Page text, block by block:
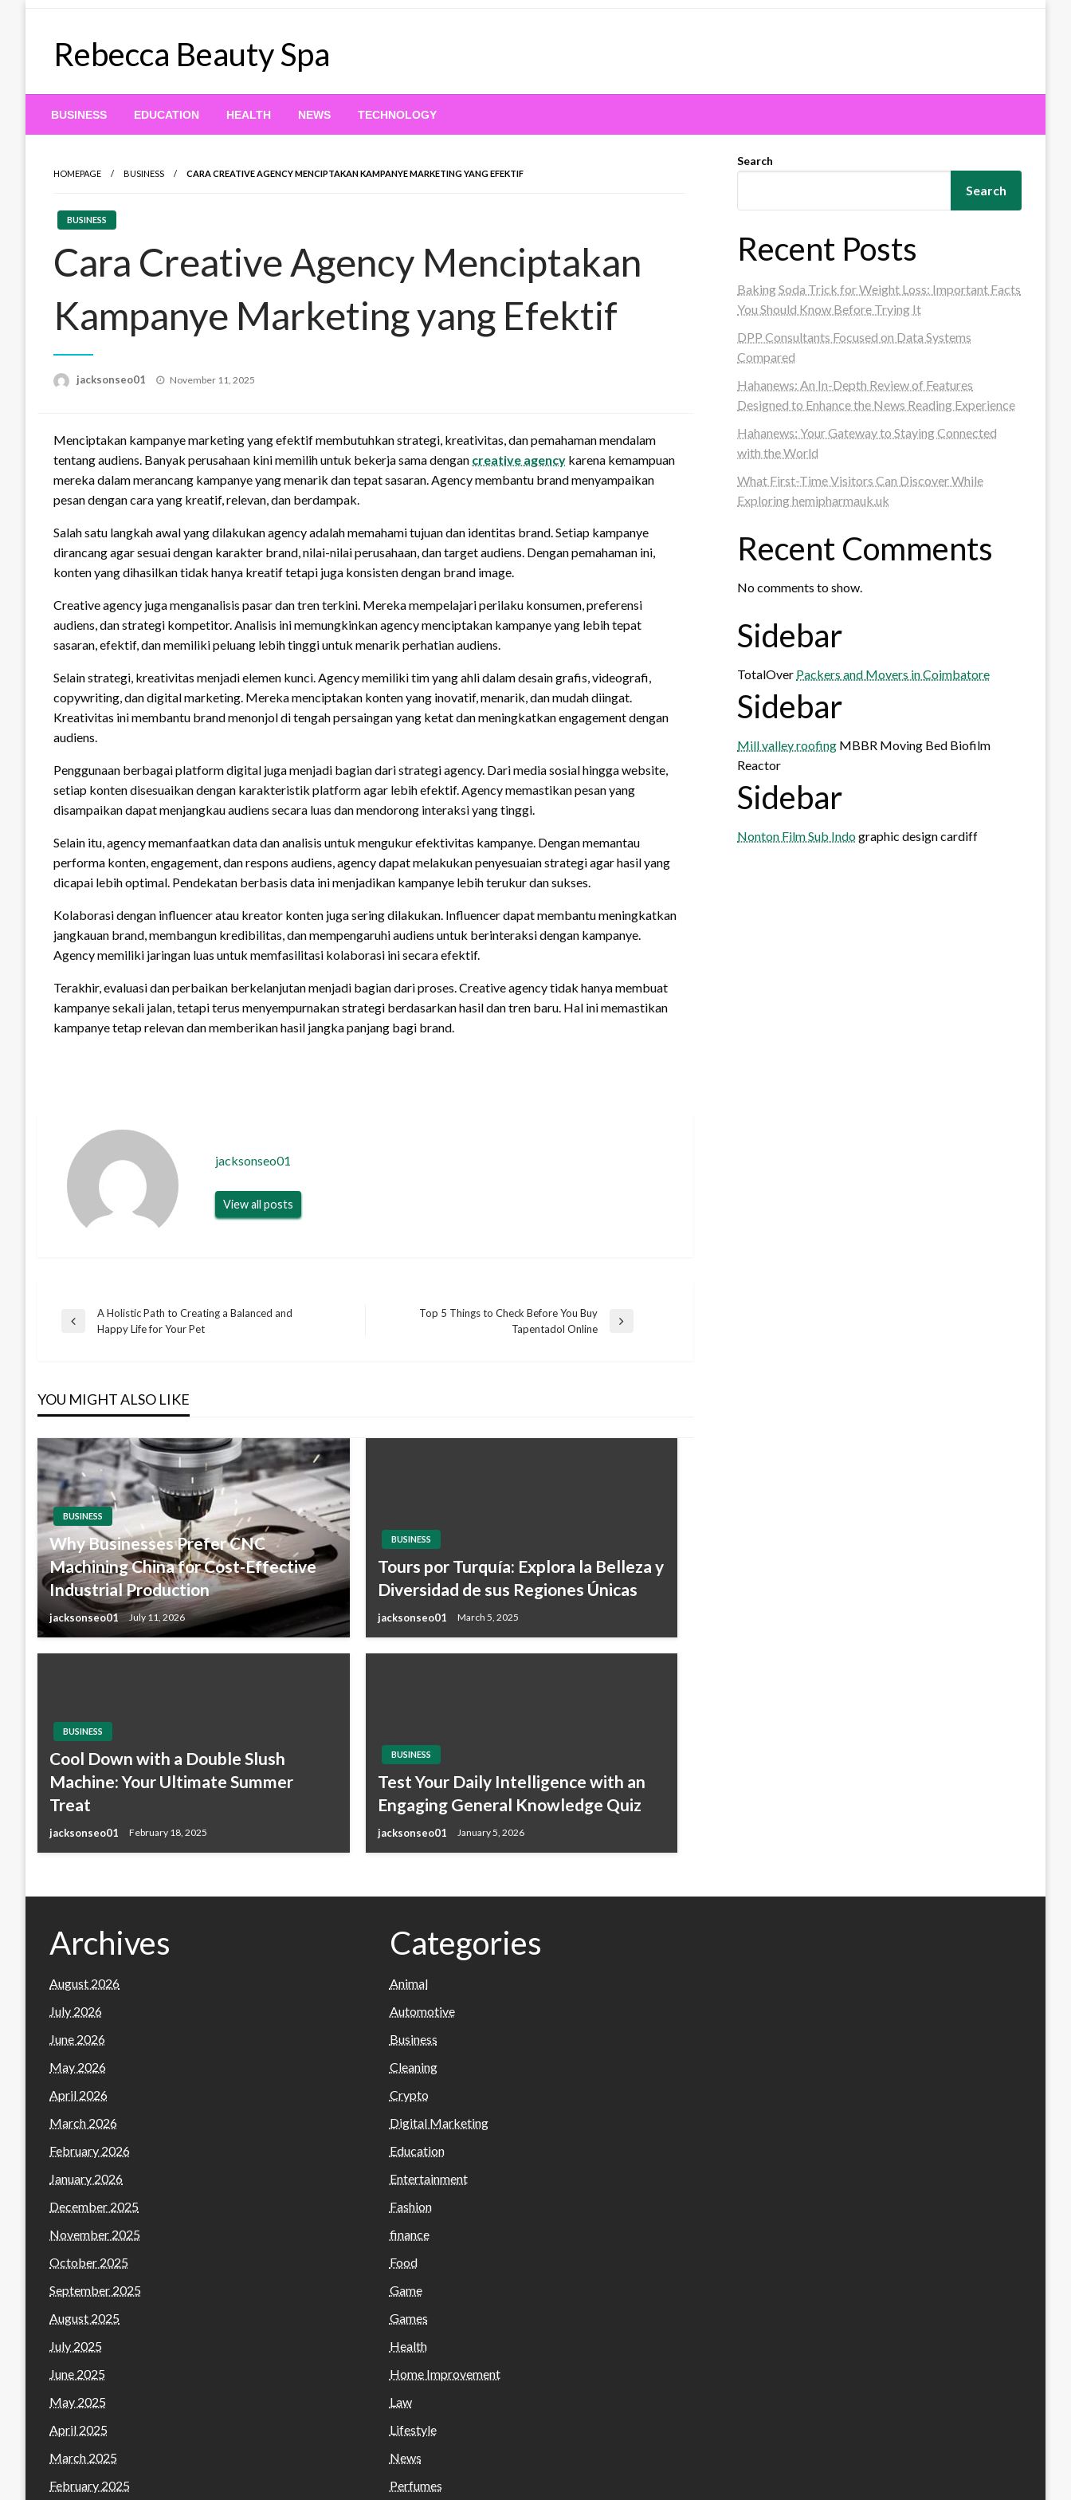
Rebecca Beauty Spa
BUSINESS EDUCATION HEALTH NEWS TECHNOLOGY
HOMEPAGE BUSINESS CARA CREATIVE AGENCY MENCIPTAKAN KAMPANYE MARKETING YANG EFEKTIF
BUSINESS
Cara Creative Agency Menciptakan
Kampanye Marketing yang Efektif
jacksonseo01
Posted
November 11, 2025
Menciptakan kampanye marketing yang efektif membutuhkan strategi, kreativitas, dan pemahaman mendalam
tentang audiens. Banyak perusahaan kini memilih untuk bekerja sama dengan creative agency karena kemampuan
mereka dalam merancang kampanye yang menarik dan tepat sasaran. Agency membantu brand menyampaikan
pesan dengan cara yang kreatif, relevan, dan berdampak.
Salah satu langkah awal yang dilakukan agency adalah memahami tujuan dan identitas brand. Setiap kampanye
dirancang agar sesuai dengan karakter brand, nilai-nilai perusahaan, dan target audiens. Dengan pemahaman ini,
konten yang dihasilkan tidak hanya kreatif tetapi juga konsisten dengan brand image.
Creative agency juga menganalisis pasar dan tren terkini. Mereka mempelajari perilaku konsumen, preferensi
audiens, dan strategi kompetitor. Analisis ini memungkinkan agency menciptakan kampanye yang lebih tepat
sasaran, efektif, dan memiliki peluang lebih tinggi untuk menarik perhatian audiens.
Selain strategi, kreativitas menjadi elemen kunci. Agency memiliki tim yang ahli dalam desain grafis, videografi,
copywriting, dan digital marketing. Mereka menciptakan konten yang inovatif, menarik, dan mudah diingat.
Kreativitas ini membantu brand menonjol di tengah persaingan yang ketat dan meningkatkan engagement dengan
audiens.
Penggunaan berbagai platform digital juga menjadi bagian dari strategi agency. Dari media sosial hingga website,
setiap konten disesuaikan dengan karakteristik platform agar lebih efektif. Agency memastikan pesan yang
disampaikan dapat menjangkau audiens secara luas dan mendorong interaksi yang tinggi.
Selain itu, agency memanfaatkan data dan analisis untuk mengukur efektivitas kampanye. Dengan memantau
performa konten, engagement, dan respons audiens, agency dapat melakukan penyesuaian strategi agar hasil yang
dicapai lebih optimal. Pendekatan berbasis data ini menjadikan kampanye lebih terukur dan sukses.
Kolaborasi dengan influencer atau kreator konten juga sering dilakukan. Influencer dapat membantu meningkatkan
jangkauan brand, membangun kredibilitas, dan mempengaruhi audiens untuk berinteraksi dengan kampanye.
Agency memiliki jaringan luas untuk memfasilitasi kolaborasi ini secara efektif.
Terakhir, evaluasi dan perbaikan berkelanjutan menjadi bagian dari proses. Creative agency tidak hanya membuat
kampanye sekali jalan, tetapi terus menyempurnakan strategi berdasarkan hasil dan tren baru. Hal ini memastikan
kampanye tetap relevan dan memberikan hasil jangka panjang bagi brand.
jacksonseo01
View all posts
Post
Previous
A Holistic Path to Creating a Balanced and
Happy Life for Your Pet
Top 5 Things to Check Before You Buy
Tapentadol Online
YOU MIGHT ALSO LIKE
BUSINESS
Why Businesses Prefer CNC
Machining China for Cost-Effective
Industrial Production
jacksonseo01 July 11, 2026
BUSINESS
Tours por Turquía: Explora la Belleza y
Diversidad de sus Regiones Únicas
jacksonseo01 March 5, 2025
BUSINESS
Cool Down with a Double Slush
Machine: Your Ultimate Summer
Treat
jacksonseo01 February 18, 2025
BUSINESS
Test Your Daily Intelligence with an
Engaging General Knowledge Quiz
jacksonseo01 January 5, 2026
Search
Search
Recent Posts
Baking Soda Trick for Weight Loss: Important Facts
You Should Know Before Trying It
DPP Consultants Focused on Data Systems
Compared
Hahanews: An In-Depth Review of Features
Designed to Enhance the News Reading Experience
Hahanews: Your Gateway to Staying Connected
with the World
What First-Time Visitors Can Discover While
Exploring hemipharmauk.uk
Recent Comments
No comments to show.
Sidebar
TotalOver Packers and Movers in Coimbatore
Sidebar
Mill valley roofing MBBR Moving Bed Biofilm
Reactor
Sidebar
Nonton Film Sub Indographic design cardiff
Archives
August 2026
July 2026
June 2026
May 2026
April 2026
March 2026
February 2026
January 2026
December 2025
November 2025
October 2025
September 2025
August 2025
July 2025
June 2025
May 2025
April 2025
March 2025
February 2025
Categories
Animal
Automotive
Business
Cleaning
Crypto
Digital Marketing
Education
Entertainment
Fashion
finance
Food
Game
Games
Health
Home Improvement
Law
Lifestyle
News
Perfumes